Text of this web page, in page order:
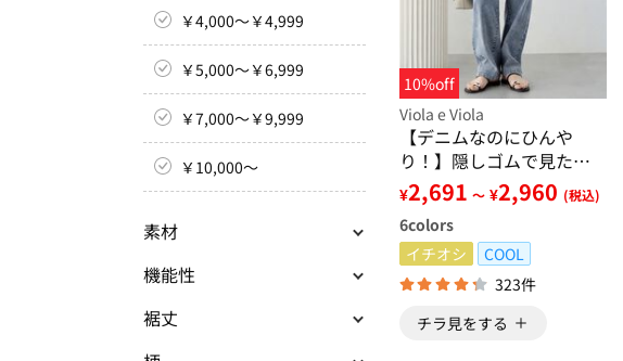
￥4,000～￥4,999
￥5,000～￥6,999
￥7,000～￥9,999
￥10,000～
素材
機能性
裾丈
10%off
Viola e Viola
【デニムなのにひんや
り！】隠しゴムで見た目
すっきり！ストレッチ楽
ちんデニム
¥2,691 ～ ¥2,960 (税込)
6colors
イチオシ
COOL
323件
チラ見をする